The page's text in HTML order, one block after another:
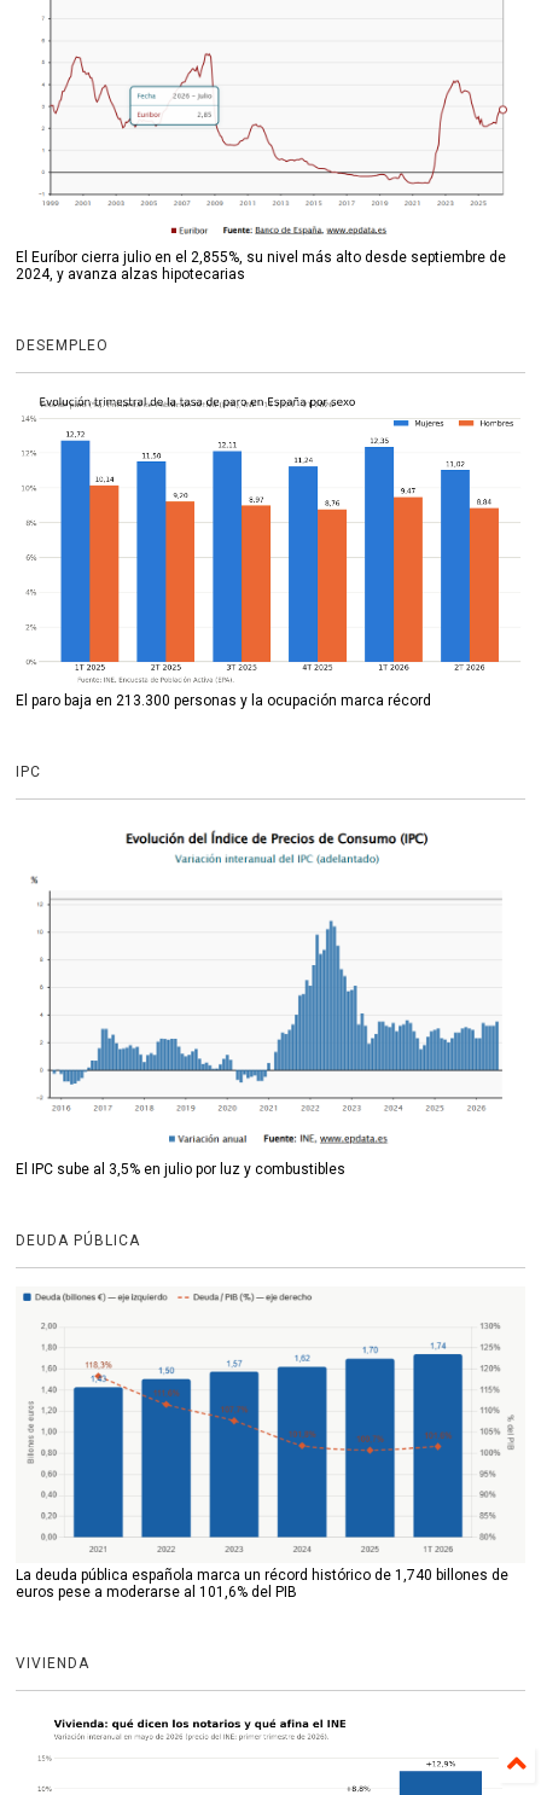
El Euríbor cierra julio en el 2,855%, su nivel más alto desde septiembre de
2024, y avanza alzas hipotecarias
DESEMPLEO
El paro baja en 213.300 personas y la ocupación marca récord
IPC
El IPC sube al 3,5% en julio por luz y combustibles
DEUDA PÚBLICA
La deuda pública española marca un récord histórico de 1,740 billones de
euros pese a moderarse al 101,6% del PIB
VIVIENDA